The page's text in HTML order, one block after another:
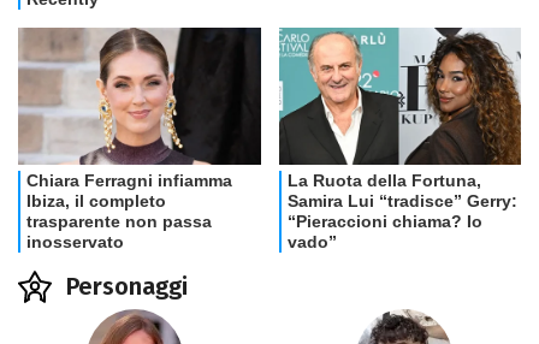
Personaggi